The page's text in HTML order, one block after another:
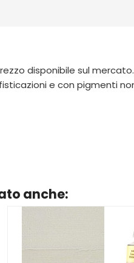
disponibile sul
e con pigmenti
anche: